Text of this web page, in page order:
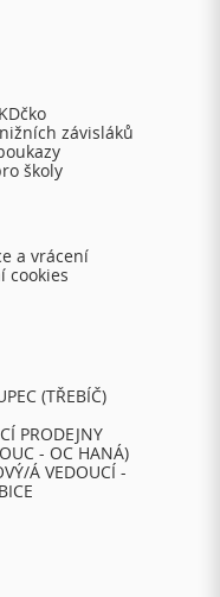
závisláků
školy
a vrácení
cookies
(TŘEBÍČ)
PRODEJNY
- OC HANÁ)
Á VEDOUCÍ -